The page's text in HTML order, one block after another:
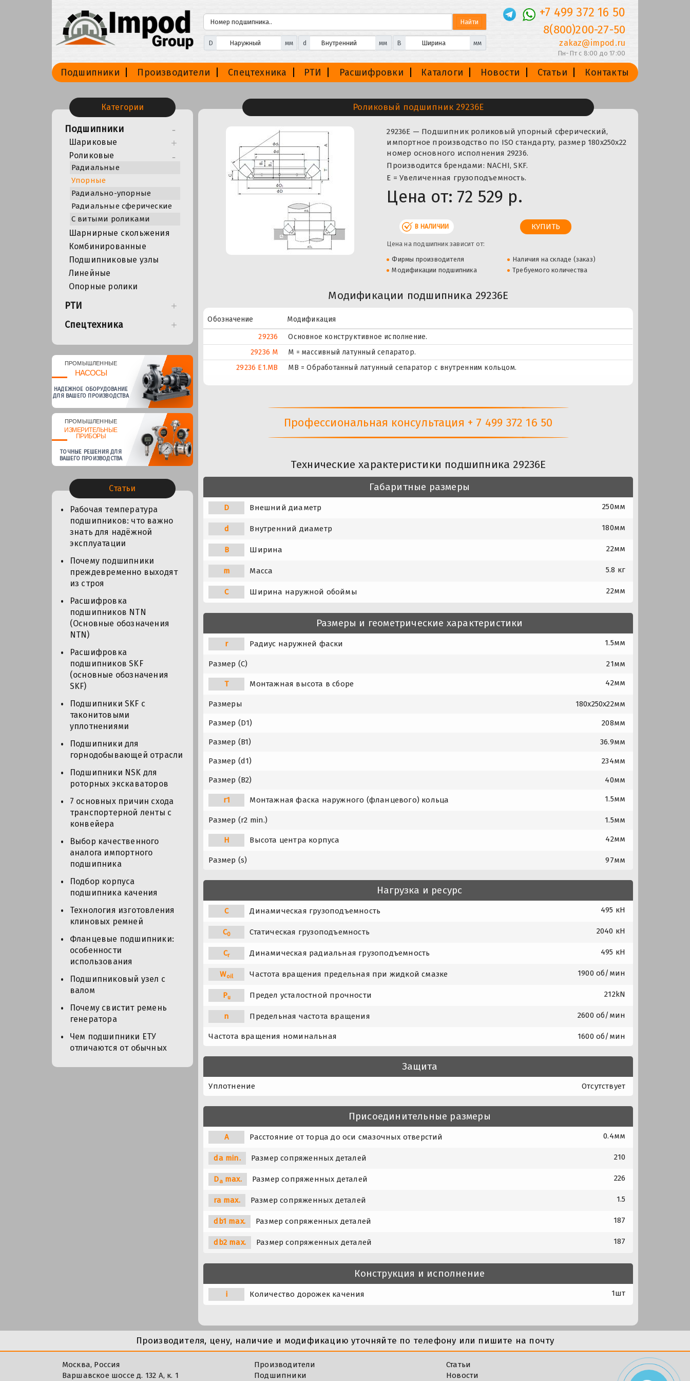
D мм d мм B мм
+7 499 372 16 50
8(800)200-27-50
zakaz@impod.ru
Пн-Пт с 8:00 до 17:00
Подшипники Производители Спецтехника РТИ Расшифровки Каталоги Новости Статьи Контакты
Категории
Подшипники
Шариковые
Роликовые
Радиальные
Упорные
Радиально-упорные
Радиальные сферические
С витыми роликами
Шарнирные скольжения
Комбинированные
Подшипниковые узлы
Линейные
Опорные ролики
РТИ
Спецтехника
ПРОМЫШЛЕННЫЕ
НАСОСЫ
НАДЕЖНОЕ ОБОРУДОВАНИЕ
ДЛЯ ВАШЕГО ПРОИЗВОДСТВА
ПРОМЫШЛЕННЫЕ
ИЗМЕРИТЕЛЬНЫЕ
ПРИБОРЫ
ТОЧНЫЕ РЕШЕНИЯ ДЛЯ
ВАШЕГО ПРОИЗВОДСТВА
Статьи
Рабочая температура
подшипников: что важно
знать для надёжной
эксплуатации
Почему подшипники
преждевременно выходят
из строя
Расшифровка
подшипников NTN
(Основные обозначения
NTN)
Расшифровка
подшипников SKF
(основные обозначения
SKF)
Подшипники SKF с
таконитовыми
уплотнениями
Подшипники для
горнодобывающей отрасли
Подшипники NSK для
роторных экскаваторов
7 основных причин схода
транспортерной ленты с
конвейера
Выбор качественного
аналога импортного
подшипника
Подбор корпуса
подшипника качения
Технология изготовления
клиновых ремней
Фланцевые подшипники:
особенности
использования
Подшипниковый узел с
валом
Почему свистит ремень
генератора
Чем подшипники ЕТУ
отличаются от обычных
Роликовый подшипник 29236E
29236E — Подшипник роликовый упорный сферический,
импортное производство по ISO стандарту, размер 180x250x22
номер основного исполнения 29236.
Производится брендами: NACHI, SKF.
Е = Увеличенная грузоподъемность.
Цена от: 72 529 р.
В НАЛИЧИИ
Цена на подшипник зависит от:
Фирмы производителя
Наличия на складе (заказ)
Модификации подшипника
Требуемого количества
Модификации подшипника 29236E
Обозначение
Модификация
29236
Основное конструктивное исполнение.
29236 M
M = массивный латунный сепаратор.
29236 E1.MB
MB = Обработанный латунный сепаратор с внутренним кольцом.
Профессиональная консультация + 7 499 372 16 50
Технические характеристики подшипника 29236E
Габаритные размеры
D Внешний диаметр 250мм
d Внутренний диаметр 180мм
B Ширина 22мм
m Масса 5.8 кг
C Ширина наружной обоймы 22мм
Размеры и геометрические характеристики
r Радиус наружней фаски 1.5мм
Размер (C) 21мм
T Монтажная высота в сборе 42мм
Размеры 180x250x22мм
Размер (D1) 208мм
Размер (B1) 36.9мм
Размер (d1) 234мм
Размер (B2) 40мм
r1 Монтажная фаска наружного (фланцевого) кольца 1.5мм
Размер (r2 min.) 1.5мм
H Высота центра корпуса 42мм
Размер (s) 97мм
Нагрузка и ресурс
C Динамическая грузоподъемность 495 кН
C0 Статическая грузоподъемность 2040 кН
Cr Динамическая радиальная грузоподъемность 495 кН
Woil Частота вращения предельная при жидкой смазке 1900 об/мин
Pu Предел усталостной прочности 212kN
n Предельная частота вращения 2600 об/мин
Частота вращения номинальная 1600 об/мин
Защита
Уплотнение Отсутствует
Присоединительные размеры
A Расстояние от торца до оси смазочных отверстий 0.4мм
da min. Размер сопряженных деталей 210
Damax. Размер сопряженных деталей 226
ra max. Размер сопряженных деталей 1.5
db1 max. Размер сопряженных деталей 187
db2 max. Размер сопряженных деталей 187
Конструкция и исполнение
i Количество дорожек качения 1шт
Производителя, цену, наличие и модификацию уточняйте по телефону или пишите на почту
Москва, Россия
Варшавское шоссе д. 132 А, к. 1
Производители
Подшипники
Статьи
Новости